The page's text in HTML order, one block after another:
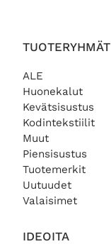
TUOTERYHMÄT
ALE
Huonekalut
Kevätsisustus
Kodintekstiilit
Muut
Piensisustus
Tuotemerkit
Uutuudet
Valaisimet
IDEOITA